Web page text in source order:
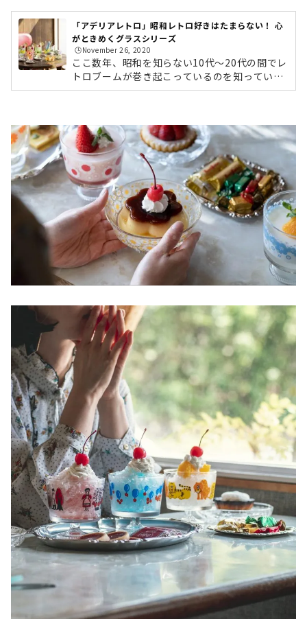
「アデリアレトロ」昭和レトロ好きはたまらない！ 心
がときめくグラスシリーズ
🕒️November 26, 2020
ここ数年、昭和を知らない10代～20代の間でレ
トロブームが巻き起こっているのを知っていま
すか？「写ルンです」やフィルムカメラを使っ
ど、昭和レトロが新たな文化として定着しつつ
あります。そんな中で、再び注目を集めている
のが、昭和当時に想いを馳せて開発したシリー
ズ「アデリアレトロ」です。かつては、アデリ
アのプリントグラスが日本の食卓を彩った時代
がありました。昭和世代にとっては懐かしく、
ミレニアム世代にとってはレトロでかわ...